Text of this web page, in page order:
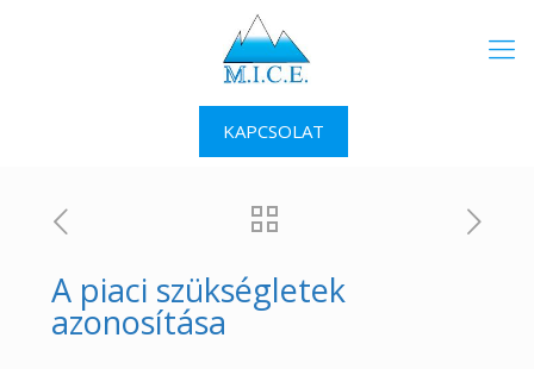
KAPCSOLAT
A piaci szükségletek
azonosítása